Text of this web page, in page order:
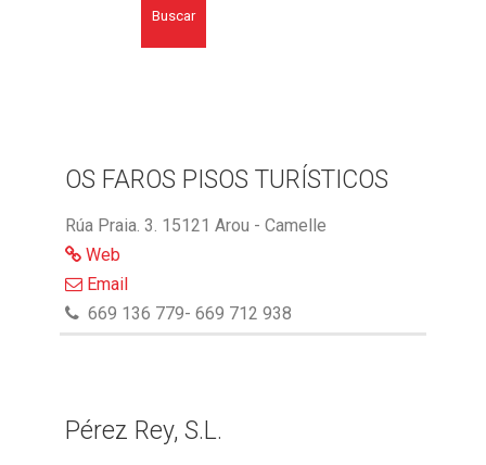
Buscar
OS FAROS PISOS TURÍSTICOS
Rúa Praia. 3. 15121 Arou - Camelle
Web
Email
669 136 779- 669 712 938
Pérez Rey, S.L.